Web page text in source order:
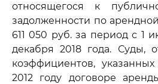
относящегося к
задолженности по
611 050 руб. за период с 1
декабря 2018 года. Суды,
коэффициентов,
2012 году договоре